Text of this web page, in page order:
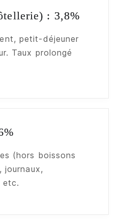
: 3,8%
petit-déjeuner
Taux prolongé
(hors boissons
journaux,
etc.